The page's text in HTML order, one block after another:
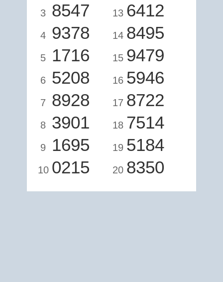
3 8547
4 9378
5 1716
6 5208
7 8928
8 3901
9 1695
10 0215
13 6412
14 8495
15 9479
16 5946
17 8722
18 7514
19 5184
20 8350